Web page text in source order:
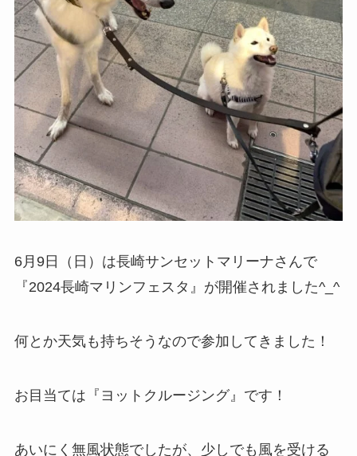
6月9日（日）は長崎サンセットマリーナさんで
『2024長崎マリンフェスタ』が開催されました^_^
何とか天気も持ちそうなので参加してきました！
お目当ては『ヨットクルージング』です！
あいにく無風状態でしたが、少しでも風を受ける